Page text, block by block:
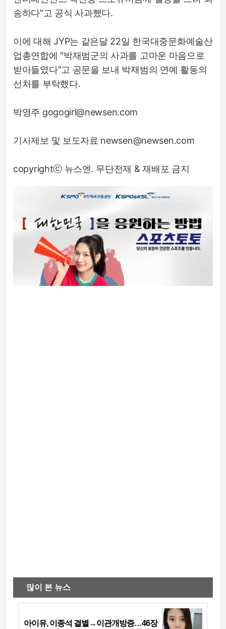
송하다"고 공식 사과했다.
이에 대해 JYP는 같은달 22일 한국대중문화예술산
업총연합에 "박재범군의 사과를 고마운 마음으로
받아들였다"고 공문을 보내 박재범의 연예 활동의
선처를 부탁했다.
박영주 gogogirl@newsen.com
기사제보 및 보도자료 newsen@newsen.com
copyrightⓒ 뉴스엔. 무단전재 & 재배포 금지
많이 본 뉴스
아이유, 이종석 결별→이관개방증…46장